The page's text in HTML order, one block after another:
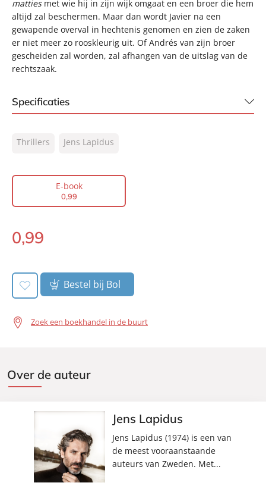
mattiesmet wie hij in zijn wijk omgaat en een broer die hem
altijd zal beschermen. Maar dan wordt Javier na een
gewapende overval in hechtenis genomen en zien de zaken
er niet meer zo rooskleurig uit. Of Andrés van zijn broer
gescheiden zal worden, zal afhangen van de uitslag van de
rechtszaak.
Specificaties
NUR:
332
Auteur(s):
Jens Lapidus
Aantal pagina's:
Thrillers Jens Lapidus
E-book
0,99
E-
0,99
Bestel bij Bol
Zoek een boekhandel in de buurt
Over de auteur
Jens Lapidus
Jens Lapidus (1974) is een van
de meest vooraanstaande
auteurs van Zweden. Met...